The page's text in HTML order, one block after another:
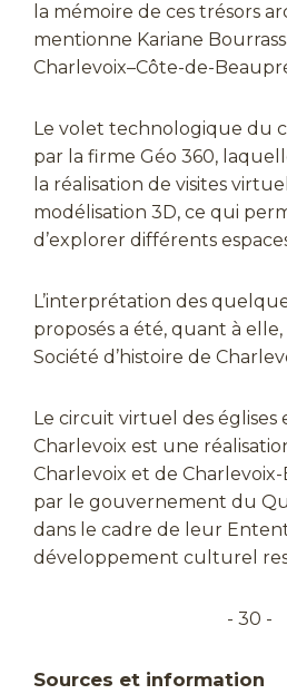
la mémoire de ces trésors
mentionne Kariane
Charlevoix–Côte-de-
Le volet technologique du
par la firme Géo 360,
la réalisation de visites
modélisation 3D, ce qui
d’explorer différents
L’interprétation des
proposés a été, quant à elle,
Société d’histoire de
Le circuit virtuel des églises
Charlevoix est une
Charlevoix et de
par le gouvernement du
dans le cadre de leur
développement culturel
- 30 -
Sources et information